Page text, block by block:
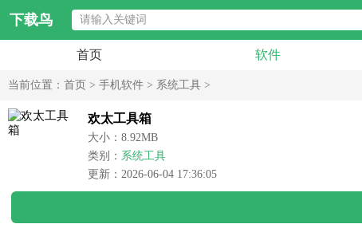
下载鸟
首页 软件
当前位置： 首页 > 手机软件 > 系统工具 >
欢太工具箱
大小：8.92MB
类别： 系统工具
更新：2026-06-04 17:36:05